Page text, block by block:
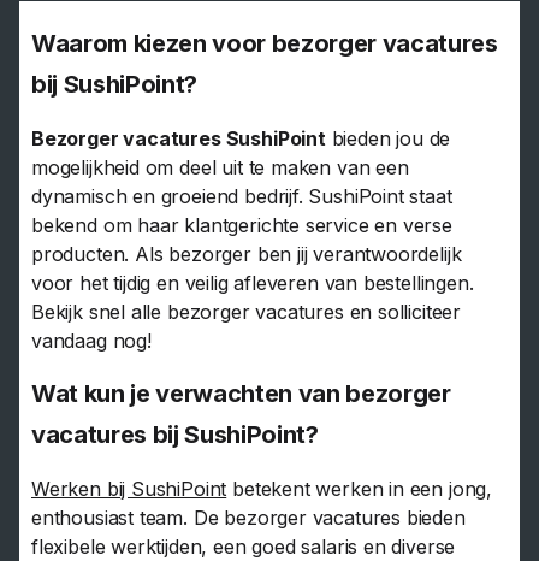
Waarom kiezen voor bezorger vacatures
bij SushiPoint?
Bezorger vacatures SushiPointbieden jou de
mogelijkheid om deel uit te maken van een
dynamisch en groeiend bedrijf. SushiPoint staat
bekend om haar klantgerichte service en verse
producten. Als bezorger ben jij verantwoordelijk
voor het tijdig en veilig afleveren van bestellingen.
Bekijk snel alle bezorger vacatures en solliciteer
vandaag nog!
Wat kun je verwachten van bezorger
vacatures bij SushiPoint?
Werken bij SushiPoint betekent werken in een jong,
enthousiast team. De bezorger vacatures bieden
flexibele werktijden, een goed salaris en diverse